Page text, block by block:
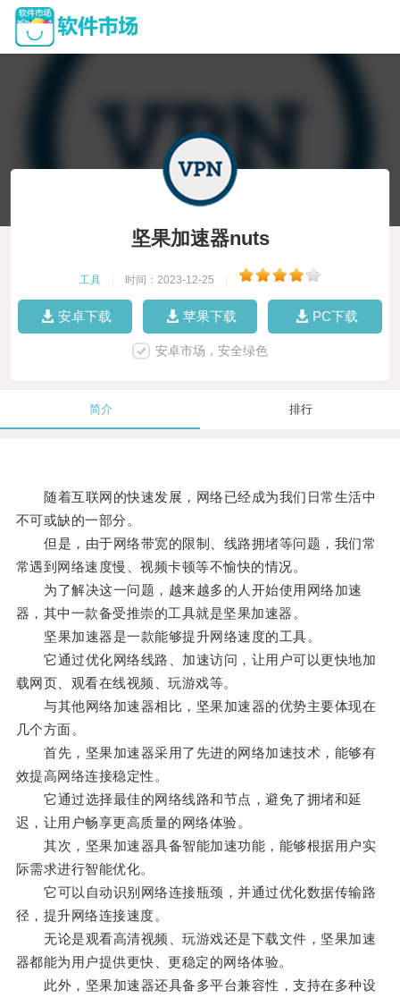
坚果加速器nuts
工具 时间：2023-12-25
安卓下载 苹果下载 PC下载
安卓市场，安全绿色
简介 排行
随着互联网的快速发展，网络已经成为我们日常生活中
不可或缺的一部分。
但是，由于网络带宽的限制、线路拥堵等问题，我们常
常遇到网络速度慢、视频卡顿等不愉快的情况。
为了解决这一问题，越来越多的人开始使用网络加速
器，其中一款备受推崇的工具就是坚果加速器。
坚果加速器是一款能够提升网络速度的工具。
它通过优化网络线路、加速访问，让用户可以更快地加
载网页、观看在线视频、玩游戏等。
与其他网络加速器相比，坚果加速器的优势主要体现在
几个方面。
首先，坚果加速器采用了先进的网络加速技术，能够有
效提高网络连接稳定性。
它通过选择最佳的网络线路和节点，避免了拥堵和延
迟，让用户畅享更高质量的网络体验。
其次，坚果加速器具备智能加速功能，能够根据用户实
际需求进行智能优化。
它可以自动识别网络连接瓶颈，并通过优化数据传输路
径，提升网络连接速度。
无论是观看高清视频、玩游戏还是下载文件，坚果加速
器都能为用户提供更快、更稳定的网络体验。
此外，坚果加速器还具备多平台兼容性，支持在多种设